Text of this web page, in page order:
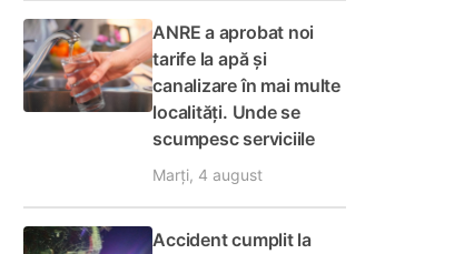
ANRE a aprobat noi
tarife la apă și
canalizare în mai multe
localități. Unde se
scumpesc serviciile
Marți, 4 august
Accident cumplit la